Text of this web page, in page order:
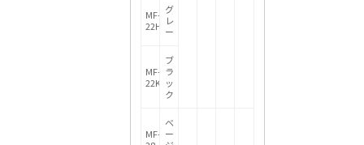
MF-
22H
グ
レ
ー
MF-
22K
ブ
ラ
ッ
ク
MF-
ベ
ー